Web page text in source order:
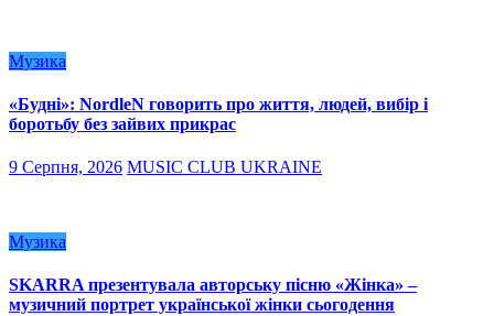
Музика
«Будні»: NordleN говорить про життя, людей, вибір і
боротьбу без зайвих прикрас
9 Серпня, 2026 MUSIC CLUB UKRAINE
Музика
SKARRA презентувала авторську пісню «Жінка» –
музичний портрет української жінки сьогодення